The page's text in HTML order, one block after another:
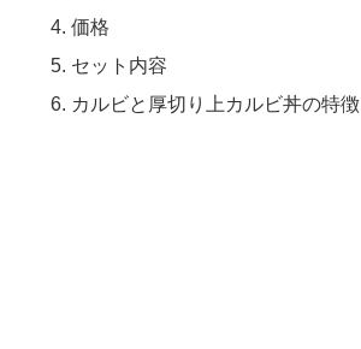
価格
セット内容
カルビと厚切り上カルビ丼の特徴